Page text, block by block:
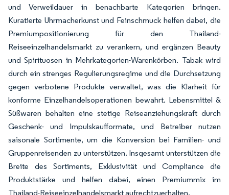
und Verweildauer in benachbarte Kategorien bringen.
Kuratierte Uhrmacherkunst und Feinschmuck helfen dabei, die
Premiumpositionierung für den Thailand-
Reiseeinzelhandelsmarkt zu verankern, und ergänzen Beauty
und Spirituosen in Mehrkatego­rien-Warenkörben. Tabak wird
durch ein strenges Regulierungsregime und die Durchsetzung
gegen verbotene Produkte verwaltet, was die Klarheit für
konforme Einzelhandelsoperationen bewahrt. Lebensmittel &
Süßwaren behalten eine stetige Reiseanziehungskraft durch
Geschenk- und Impulskaufformate, und Betreiber nutzen
saisonale Sortimente, um die Konversion bei Familien- und
Gruppenreisenden zu unterstützen. Insgesamt unterstützen die
Breite des Sortiments, Exklusivität und Compliance die
Produktstärke und helfen dabei, einen Premiummix im
Thailand-Reiseeinzelhandelsmarkt aufrechtzuerhalten.